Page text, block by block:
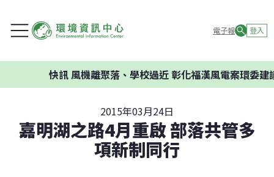
電子報 登入
風機離聚落、學校過近 彰化福漢風電案環委建議不應開
2015年03月24日
嘉明湖之路4月重啟 部落共管多
項新制同行